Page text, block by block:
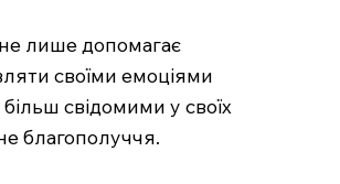
лише допомагає
своїми емоціями
свідомими у своїх
благополуччя.